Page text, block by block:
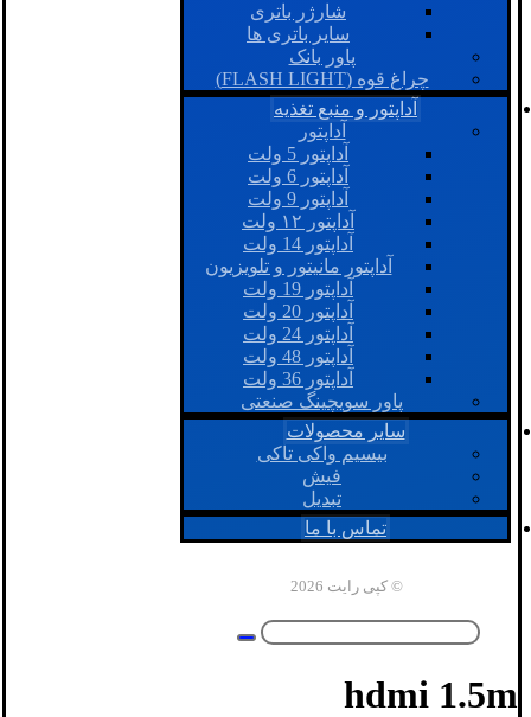
شارژر باتری
سایر باتری ها
پاور بانک
چراغ قوه (FLASH LIGHT)
آداپتور و منبع تغذیه
آداپتور
آداپتور 5 ولت
آداپتور 6 ولت
آداپتور 9 ولت
آداپتور ۱۲ ولت
آداپتور 14 ولت
آداپتور مانیتور و تلویزیون
آداپتور 19 ولت
آداپتور 20 ولت
آداپتور 24 ولت
آداپتور 48 ولت
آداپتور 36 ولت
پاور سویچینگ صنعتی
سایر محصولات
بیسیم واکی تاکی
فیش
تبدیل
تماس با ما
© کپی رایت 2026
hdmi 1.5m